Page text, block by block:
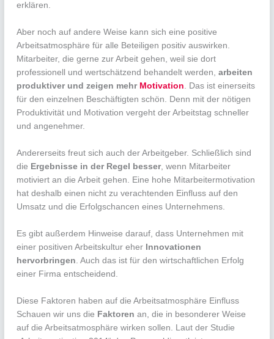
erklären.
Aber noch auf andere Weise kann sich eine positive
Arbeitsatmosphäre für alle Beteiligen positiv auswirken.
Mitarbeiter, die gerne zur Arbeit gehen, weil sie dort
professionell und wertschätzend behandelt werden,arbeiten
produktiver und zeigen mehr Motivation. Das ist einerseits
für den einzelnen Beschäftigten schön. Denn mit der nötigen
Produktivität und Motivation vergeht der Arbeitstag schneller
und angenehmer.
Andererseits freut sich auch der Arbeitgeber. Schließlich sind
die Ergebnisse in der Regel besser, wenn Mitarbeiter
motiviert an die Arbeit gehen. Eine hohe Mitarbeitermotivation
hat deshalb einen nicht zu verachtenden Einfluss auf den
Umsatz und die Erfolgschancen eines Unternehmens.
Es gibt außerdem Hinweise darauf, dass Unternehmen mit
einer positiven Arbeitskultur eher Innovationen
hervorbringen . Auch das ist für den wirtschaftlichen Erfolg
einer Firma entscheidend.
Diese Faktoren haben auf die Arbeitsatmosphäre Einfluss
Schauen wir uns die Faktoren an, die in besonderer Weise
auf die Arbeitsatmosphäre wirken sollen. Laut der Studie